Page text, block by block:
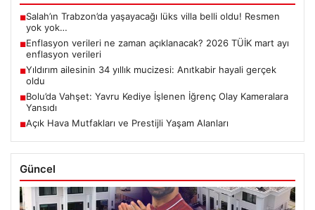
■Salah’ın Trabzon’da yaşayacağı lüks villa belli oldu! Resmen
yok yok…
■Enflasyon verileri ne zaman açıklanacak? 2026 TÜİK mart ayı
enflasyon verileri
■Yıldırım ailesinin 34 yıllık mucizesi: Anıtkabir hayali gerçek
oldu
■Bolu’da Vahşet: Yavru Kediye İşlenen İğrenç Olay Kameralara
Yansıdı
■Açık Hava Mutfakları ve Prestijli Yaşam Alanları
Güncel